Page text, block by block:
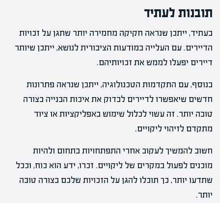
תובנות לעתיד
בעתיד, ייתכן שנראה חקיקה מחמירה יותר שתגן על זכויות
הדיירים. עם העלייה במודעות הציבורית לנושא, ייתכן שיותר
דיירים יפעלו לממש את זכויותיהם.
בנוסף, עם התקדמות הטכנולוגיה, ייתכן שנראה פתרונות
חדשים שיאפשרו לדיירים לבדוק את איכות הבנייה בצורה
טובה יותר. זה עשוי לכלול שימוש באפליקציות או ציוד
מתקדם לזיהוי ליקויים.
חשוב להמשיך לעקוב אחרי התפתחויות בתחום ולהיות
מוכנים לפעול במקרים של ליקויים. זכרו, ידע הוא כוח, וככל
שתדעו יותר, כך תוכלו להגן על הזכויות שלכם בצורה טובה
יותר.